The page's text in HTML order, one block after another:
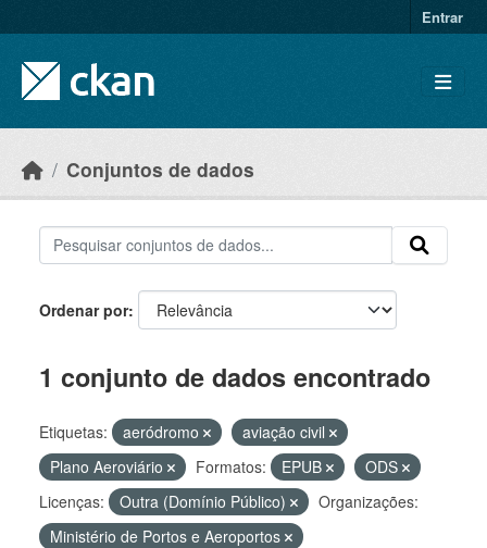
Entrar
Conjuntos de dados
Ordenar por
1 conjunto de dados encontrado
Etiquetas: aeródromo
aviação civil
Plano Aeroviário
Formatos: EPUB
ODS
Licenças:
Outra (Domínio Público)
Organizações:
Ministério de Portos e Aeroportos